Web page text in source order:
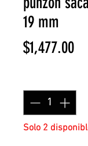
19 mm
$1,477.00
Solo 2